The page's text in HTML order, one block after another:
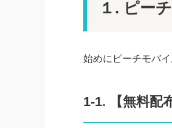
１. ピー
始めにピーチモバ
1-1. 【無料配